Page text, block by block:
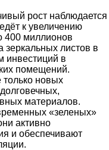
рост наблюдается
к увеличению
400 миллионов
зеркальных листов в
инвестиций в
помещений.
новых
материалов.
«зеленых»
активно
и обеспечивают